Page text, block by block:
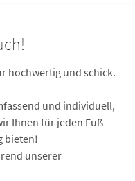
hochwertig und schick.
und individuell,
Ihnen für jeden Fuß
bieten!
unserer